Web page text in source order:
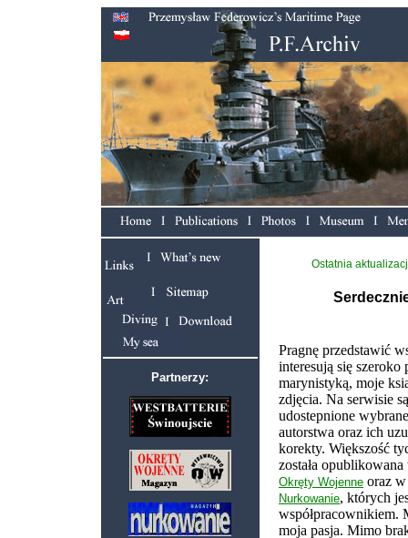
Partnerzy:
Ostatnia
Pragnę przedstawić
interesują się szeroko
marynistyką, moje
zdjęcia. Na serwisie
udostepnione
autorstwa oraz ich
korekty. Większość
została
Okręty Wojenne oraz
Nurkowanie, których
współpracownikiem.
moja pasja. Mimo